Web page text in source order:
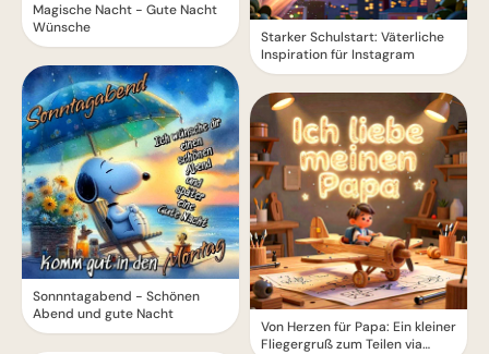
Magische Nacht - Gute Nacht
Wünsche
Sonnntagabend - Schönen
Abend und gute Nacht
Starker Schulstart: Väterliche
Inspiration für Instagram
Von Herzen für Papa: Ein kleiner
Fliegergruß zum Teilen via